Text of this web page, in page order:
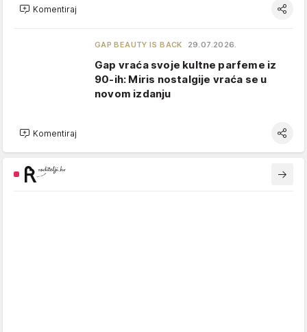
Komentiraj
GAP BEAUTY IS BACK 29.07.2026.
Gap vraća svoje kultne parfeme iz
90-ih: Miris nostalgije vraća se u
novom izdanju
Komentiraj